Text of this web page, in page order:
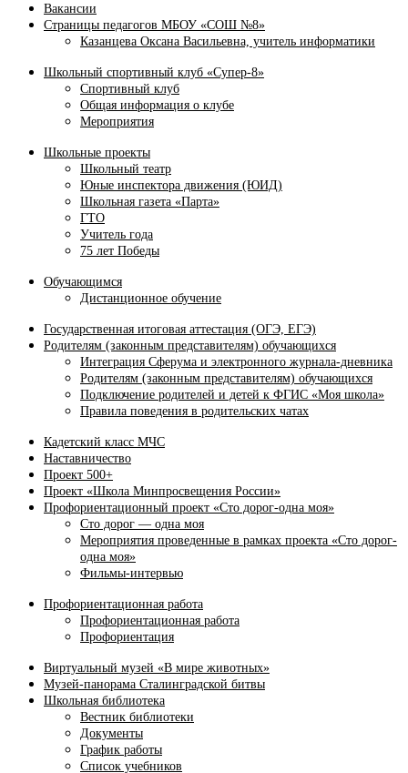
Вакансии
Страницы педагогов МБОУ «СОШ №8»
Казанцева Оксана Васильевна, учитель информатики
Школьный спортивный клуб «Супер-8»
Спортивный клуб
Общая информация о клубе
Мероприятия
Школьные проекты
Школьный театр
Юные инспектора движения (ЮИД)
Школьная газета «Парта»
ГТО
Учитель года
75 лет Победы
Обучающимся
Дистанционное обучение
Государственная итоговая аттестация (ОГЭ, ЕГЭ)
Родителям (законным представителям) обучающихся
Интеграция Сферума и электронного журнала‑дневника
Родителям (законным представителям) обучающихся
Подключение родителей и детей к ФГИС «Моя школа»
Правила поведения в родительских чатах
Кадетский класс МЧС
Наставничество
Проект 500+
Проект «Школа Минпросвещения России»
Профориентационный проект «Сто дорог-одна моя»
Сто дорог — одна моя
Мероприятия проведенные в рамках проекта «Сто дорог-
одна моя»
Фильмы-интервью
Профориентационная работа
Профориентационная работа
Профориентация
Виртуальный музей «В мире животных»
Музей-панорама Сталинградской битвы
Школьная библиотека
Вестник библиотеки
Документы
График работы
Список учебников